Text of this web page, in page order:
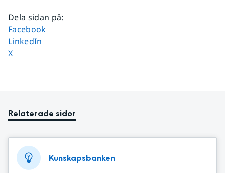
Dela sidan på:
Dela sidan på
Facebook
Dela sidan på
LinkedIn
Dela sidan på
X
Relaterade sidor
Kunskapsbanken